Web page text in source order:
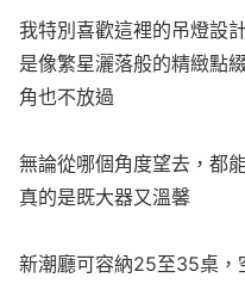
我特別喜歡這裡的吊燈設
是像繁星灑落般的精緻點
角也不放過
無論從哪個角度望去，都
真的是既大器又溫馨
新潮廳可容納25至35桌，